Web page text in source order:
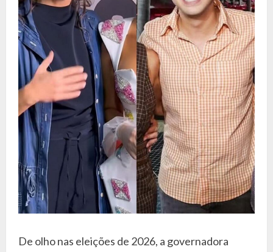
De olho nas eleições de 2026, a governadora